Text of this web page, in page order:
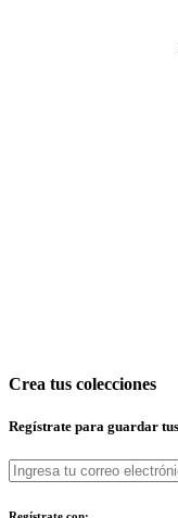
Crea tus colecciones
Regístrate para guardar